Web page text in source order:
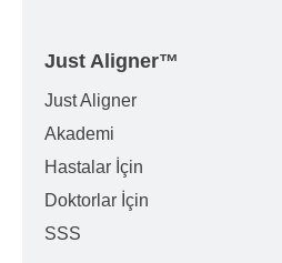
Just Aligner™
Just Aligner
Akademi
Hastalar İçin
Doktorlar İçin
SSS